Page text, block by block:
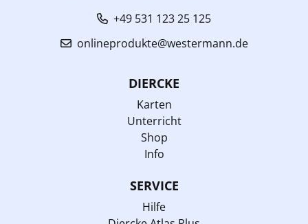
+49 531 123 25 125
onlineprodukte@westermann.de
DIERCKE
Karten
Unterricht
Shop
Info
SERVICE
Hilfe